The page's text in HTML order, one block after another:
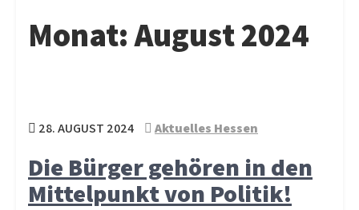
Monat:August 2024
28. AUGUST 2024 Aktuelles Hessen
Die Bürger gehören in den
Mittelpunkt von Politik!